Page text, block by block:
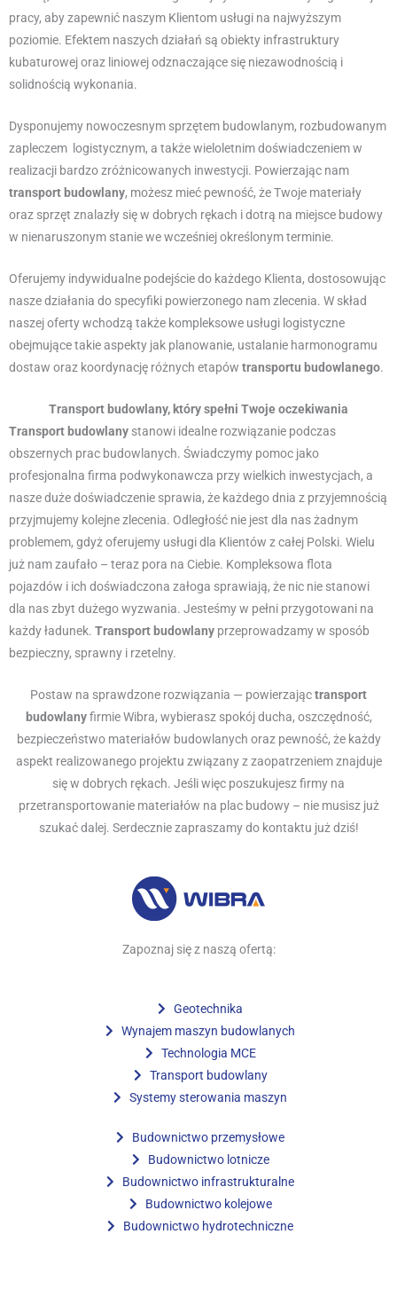
pracy, aby zapewnić naszym Klientom usługi na najwyższym
poziomie. Efektem naszych działań są obiekty infrastruktury
kubaturowej oraz liniowej odznaczające się niezawodnością i
solidnością wykonania.
Dysponujemy nowoczesnym sprzętem budowlanym, rozbudowanym
zapleczem logistycznym, a także wieloletnim doświadczeniem w
realizacji bardzo zróżnicowanych inwestycji. Powierzając nam
transport budowlany, możesz mieć pewność, że Twoje materiały
oraz sprzęt znalazły się w dobrych rękach i dotrą na miejsce budowy
w nienaruszonym stanie we wcześniej określonym terminie.
Oferujemy indywidualne podejście do każdego Klienta, dostosowując
nasze działania do specyfiki powierzonego nam zlecenia. W skład
naszej oferty wchodzą także kompleksowe usługi logistyczne
obejmujące takie aspekty jak planowanie, ustalanie harmonogramu
dostaw oraz koordynację różnych etapów transportu budowlanego.
Transport budowlany, który spełni Twoje oczekiwania
Transport budowlany stanowi idealne rozwiązanie podczas
obszernych prac budowlanych. Świadczymy pomoc jako
profesjonalna firma podwykonawcza przy wielkich inwestycjach, a
nasze duże doświadczenie sprawia, że każdego dnia z przyjemnością
przyjmujemy kolejne zlecenia. Odległość nie jest dla nas żadnym
problemem, gdyż oferujemy usługi dla Klientów z całej Polski. Wielu
już nam zaufało – teraz pora na Ciebie. Kompleksowa flota
pojazdów i ich doświadczona załoga sprawiają, że nic nie stanowi
dla nas zbyt dużego wyzwania. Jesteśmy w pełni przygotowani na
każdy ładunek. Transport budowlany przeprowadzamy w sposób
bezpieczny, sprawny i rzetelny.
Postaw na sprawdzone rozwiązania — powierzająctransport
budowlanyfirmie Wibra, wybierasz spokój ducha, oszczędność,
bezpieczeństwo materiałów budowlanych oraz pewność, że każdy
aspekt realizowanego projektu związany z zaopatrzeniem znajduje
się w dobrych rękach. Jeśli więc poszukujesz firmy na
przetransportowanie materiałów na plac budowy – nie musisz już
szukać dalej. Serdecznie zapraszamy do kontaktu już dziś!
Zapoznaj się z naszą ofertą:
Geotechnika
Wynajem maszyn budowlanych
Technologia MCE
Transport budowlany
Systemy sterowania maszyn
Budownictwo przemysłowe
Budownictwo lotnicze
Budownictwo infrastrukturalne
Budownictwo kolejowe
Budownictwo hydrotechniczne